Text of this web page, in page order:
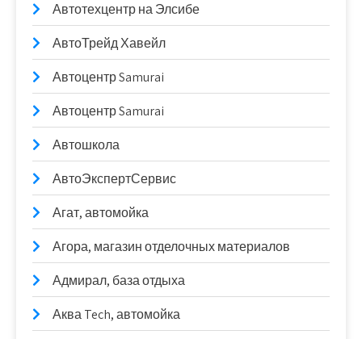
Автотехцентр на Элсибе
АвтоТрейд Хавейл
Автоцентр Samurai
Автоцентр Samurai
Автошкола
АвтоЭкспертСервис
Агат, автомойка
Агора, магазин отделочных материалов
Адмирал, база отдыха
Аква Tech, автомойка